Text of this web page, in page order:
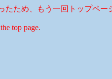
たため、もう一回トップペー
top page.